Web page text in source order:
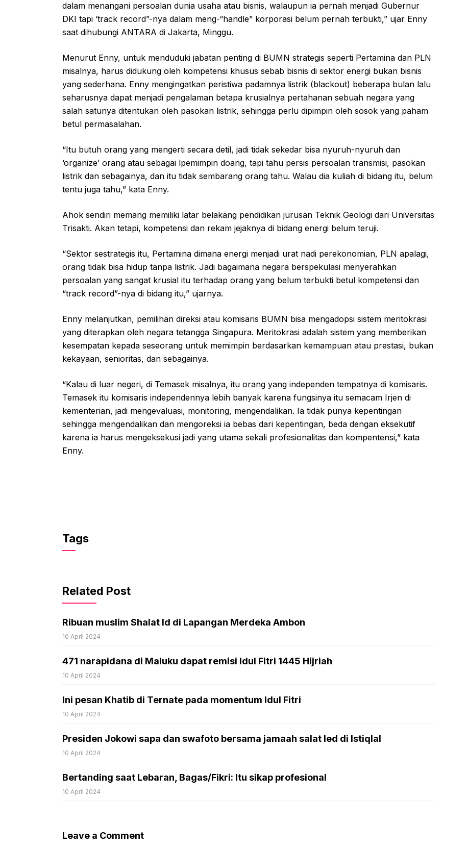
dalam menangani persoalan dunia usaha atau bisnis, walaupun ia pernah menjadi Gubernur
DKI tapi ‘track record”-nya dalam meng-“handle” korporasi belum pernah terbukti,” ujar Enny
saat dihubungi ANTARA di Jakarta, Minggu.
Menurut Enny, untuk menduduki jabatan penting di BUMN strategis seperti Pertamina dan PLN
misalnya, harus didukung oleh kompetensi khusus sebab bisnis di sektor energi bukan bisnis
yang sederhana. Enny mengingatkan peristiwa padamnya listrik (blackout) beberapa bulan lalu
seharusnya dapat menjadi pengalaman betapa krusialnya pertahanan sebuah negara yang
salah satunya ditentukan oleh pasokan listrik, sehingga perlu dipimpin oleh sosok yang paham
betul permasalahan.
“Itu butuh orang yang mengerti secara detil, jadi tidak sekedar bisa nyuruh-nyuruh dan
‘organize’ orang atau sebagai lpemimpin doang, tapi tahu persis persoalan transmisi, pasokan
listrik dan sebagainya, dan itu tidak sembarang orang tahu. Walau dia kuliah di bidang itu, belum
tentu juga tahu,” kata Enny.
Ahok sendiri memang memiliki latar belakang pendidikan jurusan Teknik Geologi dari Universitas
Trisakti. Akan tetapi, kompetensi dan rekam jejaknya di bidang energi belum teruji.
“Sektor sestrategis itu, Pertamina dimana energi menjadi urat nadi perekonomian, PLN apalagi,
orang tidak bisa hidup tanpa listrik. Jadi bagaimana negara berspekulasi menyerahkan
persoalan yang sangat krusial itu terhadap orang yang belum terbukti betul kompetensi dan
“track record”-nya di bidang itu,” ujarnya.
Enny melanjutkan, pemilihan direksi atau komisaris BUMN bisa mengadopsi sistem meritokrasi
yang diterapkan oleh negara tetangga Singapura. Meritokrasi adalah sistem yang memberikan
kesempatan kepada seseorang untuk memimpin berdasarkan kemampuan atau prestasi, bukan
kekayaan, senioritas, dan sebagainya.
“Kalau di luar negeri, di Temasek misalnya, itu orang yang independen tempatnya di komisaris.
Temasek itu komisaris independennya lebih banyak karena fungsinya itu semacam Irjen di
kementerian, jadi mengevaluasi, monitoring, mengendalikan. Ia tidak punya kepentingan
sehingga mengendalikan dan mengoreksi ia bebas dari kepentingan, beda dengan eksekutif
karena ia harus mengeksekusi jadi yang utama sekali profesionalitas dan kompentensi,” kata
Enny.
Tags
Related Post
Ribuan muslim Shalat Id di Lapangan Merdeka Ambon
10 April 2024
471 narapidana di Maluku dapat remisi Idul Fitri 1445 Hijriah
10 April 2024
Ini pesan Khatib di Ternate pada momentum Idul Fitri
10 April 2024
Presiden Jokowi sapa dan swafoto bersama jamaah salat Ied di Istiqlal
10 April 2024
Bertanding saat Lebaran, Bagas/Fikri: Itu sikap profesional
10 April 2024
Leave a Comment